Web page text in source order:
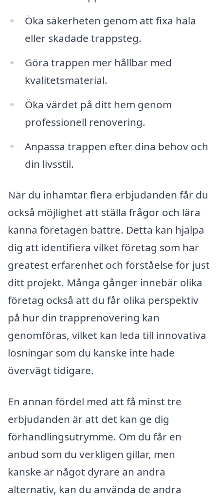
Öka säkerheten genom att fixa hala
eller skadade trappsteg.
Göra trappen mer hållbar med
kvalitetsmaterial.
Öka värdet på ditt hem genom
professionell renovering.
Anpassa trappen efter dina behov och
din livsstil.
När du inhämtar flera erbjudanden får du
också möjlighet att ställa frågor och lära
känna företagen bättre. Detta kan hjälpa
dig att identifiera vilket företag som har
greatest erfarenhet och förståelse för just
ditt projekt. Många gånger innebär olika
företag också att du får olika perspektiv
på hur din trapprenovering kan
genomföras, vilket kan leda till innovativa
lösningar som du kanske inte hade
övervägt tidigare.
En annan fördel med att få minst tre
erbjudanden är att det kan ge dig
förhandlingsutrymme. Om du får en
anbud som du verkligen gillar, men
kanske är något dyrare än andra
alternativ, kan du använda de andra